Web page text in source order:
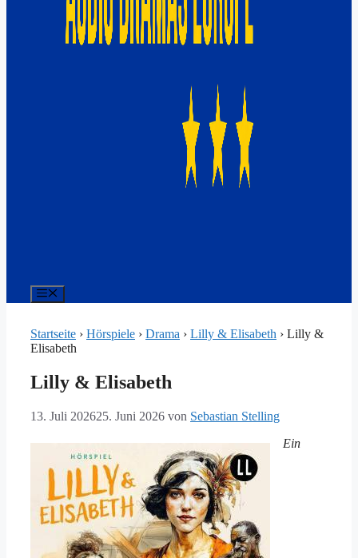
Startseite › Hörspiele › Drama › Lilly & Elisabeth › Lilly &
Elisabeth
Lilly & Elisabeth
13. Juli 202625. Juni 2026 von Sebastian Stelling
Ein